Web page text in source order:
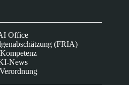
Office
(FRIA)
News